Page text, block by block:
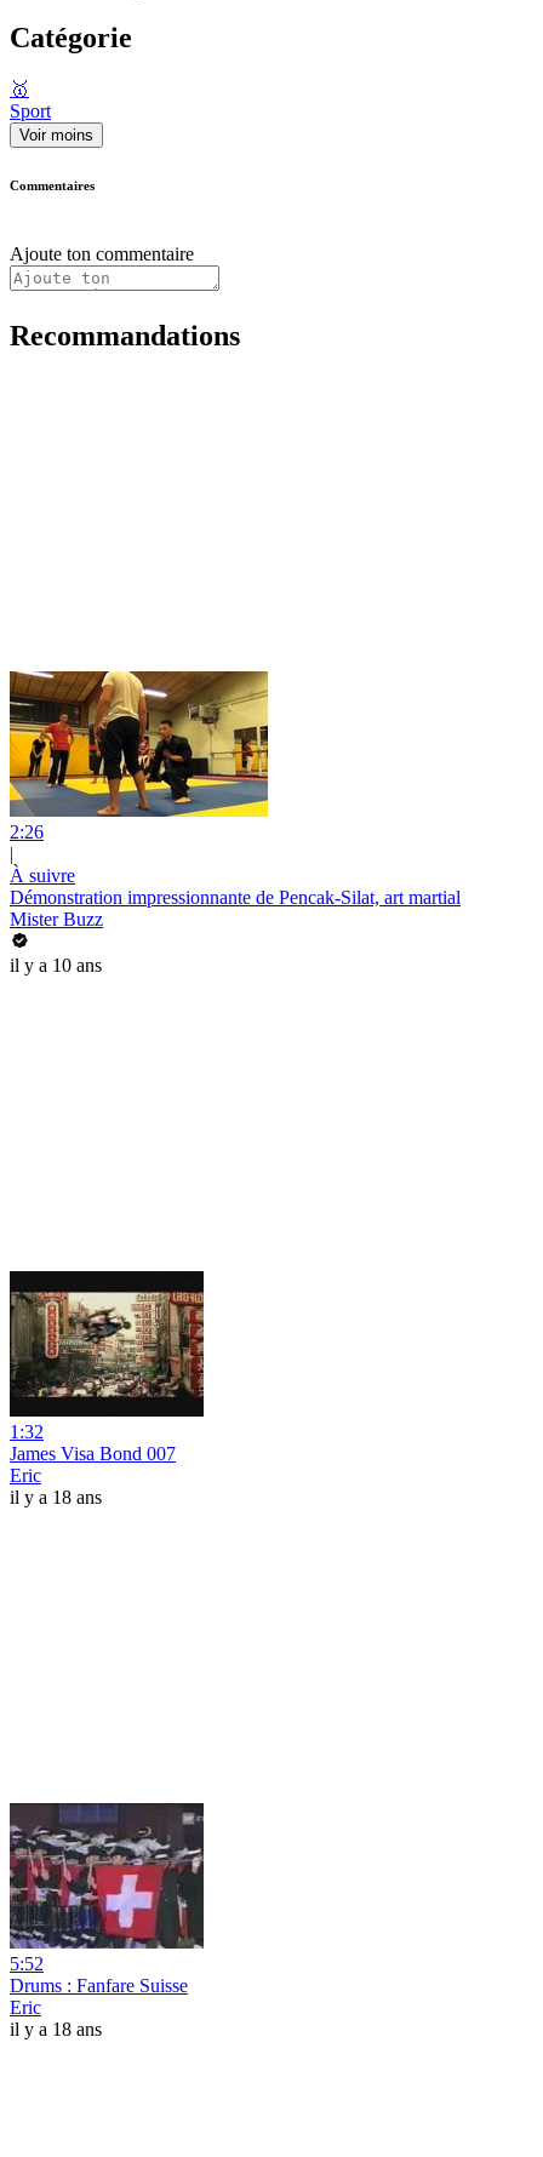
Catégorie
🥇
Sport
Voir moins
Commentaires
Ajoute ton commentaire
Recommandations
2:26
|
À suivre
Démonstration impressionnante de Pencak-Silat, art martial
Mister Buzz
il y a 10 ans
1:32
James Visa Bond 007
Eric
il y a 18 ans
5:52
Drums : Fanfare Suisse
Eric
il y a 18 ans